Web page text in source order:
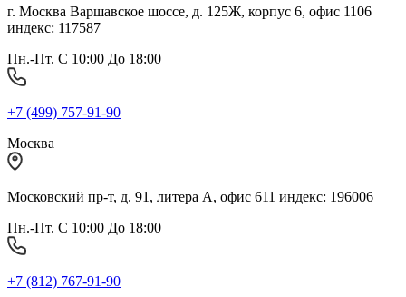
г. Москва Варшавское шоссе, д. 125Ж, корпус 6, офис 1106
индекс: 117587
Пн.-Пт. С 10:00 До 18:00
+7 (499) 757-91-90
Москва
Московский пр-т, д. 91, литера А, офис 611 индекс: 196006
Пн.-Пт. С 10:00 До 18:00
+7 (812) 767-91-90